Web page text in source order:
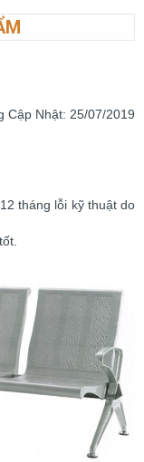
Cập Nhật: 25/07/2019
tháng lỗi kỹ thuật do